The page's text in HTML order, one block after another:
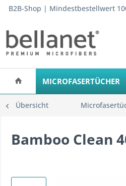
B2B-Shop | Mindestbestellwert
MICROFASERTÜCHER
Übersicht
Bamboo Clean